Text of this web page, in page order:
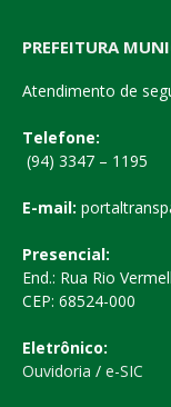
PREFEITURA
Atendimento de
Telefone:
(94) 3347 – 1195
E-mail:
Presencial:
End.: Rua Rio
CEP: 68524-000
Eletrônico:
Ouvidoria / e-SIC